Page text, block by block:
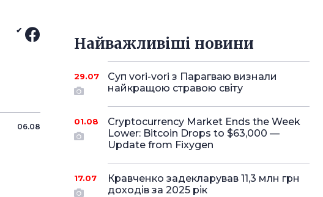
06.08
Найважливіші новини
29.07
Суп vori-vori з Парагваю визнали
найкращою стравою світу
01.08
Cryptocurrency Market Ends the Week
Lower: Bitcoin Drops to $63,000 —
Update from Fixygen
17.07
Кравченко задекларував 11,3 млн грн
доходів за 2025 рік